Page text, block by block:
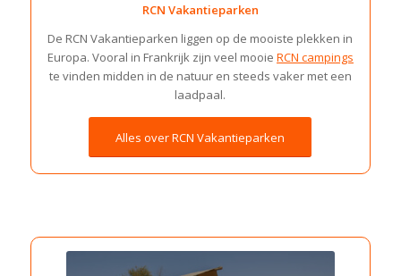
RCN Vakantieparken
De RCN Vakantieparken liggen op de mooiste plekken in
Europa. Vooral in Frankrijk zijn veel mooie RCN campings
te vinden midden in de natuur en steeds vaker met een
laadpaal.
Alles over RCN Vakantieparken